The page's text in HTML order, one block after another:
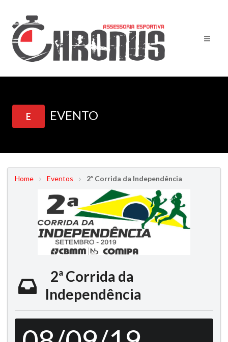
E EVENTO
Home Eventos 2ª Corrida da Independência
2ª Corrida da
Independência